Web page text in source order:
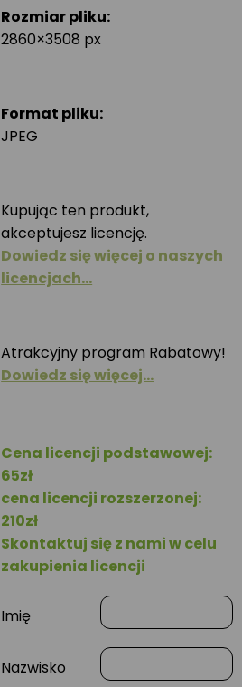
Rozmiar pliku:
2860×3508 px
Format pliku:
JPEG
Kupując ten produkt,
akceptujesz licencję.
Dowiedz się więcej o naszych
licencjach…
Atrakcyjny program Rabatowy!
Dowiedz się więcej…
Cena licencji podstawowej:
65zł
cena licencji rozszerzonej:
210zł
Skontaktuj się z nami w celu
zakupienia licencji
Imię
Nazwisko